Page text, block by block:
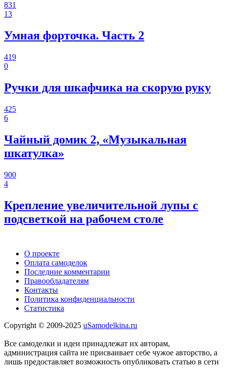
831
13
Умная форточка. Часть 2
419
0
Ручки для шкафчика на скорую руку
425
6
Чайный домик 2, «Музыкальная
шкатулка»
900
4
Крепление увеличительной лупы с
подсветкой на рабочем столе
О проекте
Оплата самоделок
Последние комментарии
Правообладателям
Контакты
Политика конфиденциальности
Статистика
Copyright © 2009-2025 uSamodelkina.ru
Все самоделки и идеи принадлежат их авторам,
администрация сайта не присваивает себе чужое авторство, а
лишь предоставляет возможность опубликовать статью в сети